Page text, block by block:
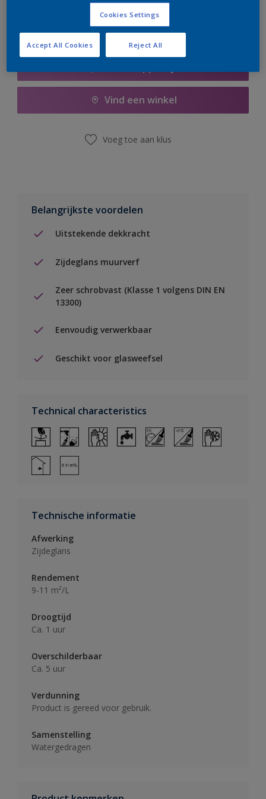
Vind een winkel
Voeg toe aan klus
Belangrijkste voordelen
Uitstekende dekkracht
Zijdeglans muurverf
Zeer schrobvast (Klasse 1 volgens DIN EN
13300)
Eenvoudig verwerkbaar
Geschikt voor glasweefsel
Technical characteristics
Technische informatie
Afwerking
Zijdeglans
Rendement
9-11 m²/L
Droogtijd
Ca. 1 uur
Overschilderbaar
Ca. 5 uur
Verdunning
Product is gereed voor gebruik.
Samenstelling
Watergedragen
Cookies Settings
Reject All
Accept All Cookies